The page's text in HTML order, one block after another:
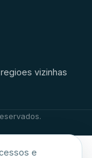
vizinhas
e